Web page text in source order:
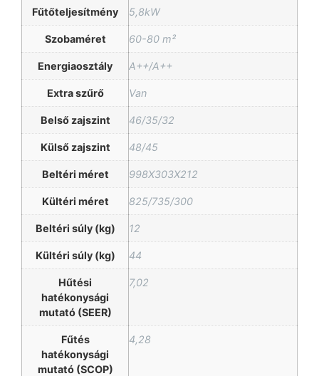
Fűtőteljesítmény 5,8kW
Szobaméret 60-80 m²
Energiaosztály A++/A++
Extra szűrő Van
Belső zajszint 46/35/32
Külső zajszint 48/45
Beltéri méret 998X303X212
Kültéri méret 825/735/300
Beltéri súly (kg) 12
Kültéri súly (kg) 44
Hűtési
hatékonysági
mutató (SEER)
7,02
Fűtés
hatékonysági
mutató (SCOP)
4,28